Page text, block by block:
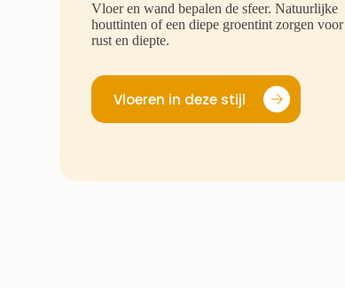
Vloer en wand bepalen de sfeer. Natuurlijke
houttinten of een diepe groentint zorgen voor
rust en diepte.
Vloeren in deze stijl